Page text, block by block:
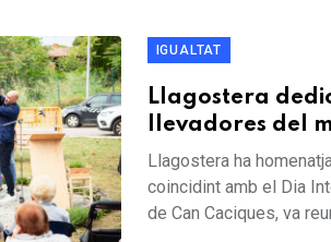
IGUALTAT
Llagostera
llevadores del
Llagostera ha
coincidint amb el Dia
de Can Caciques, va